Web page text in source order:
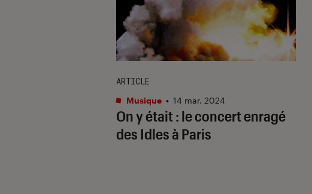
On y était : le concert enragé
des Idles à Paris
ARTICLE
Musique • 14 mar. 2024